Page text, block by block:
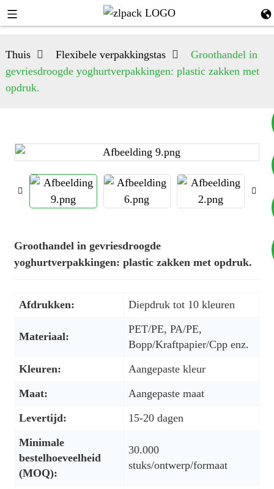
+8619953939264
Thuis Flexibele verpakkingstas
Groothandel in
gevriesdroogde yoghurtverpakkingen: plastic zakken met
opdruk.
Groothandel in gevriesdroogde
yoghurtverpakkingen: plastic zakken met opdruk.
Afdrukken: Diepdruk tot 10 kleuren
Materiaal:
PET/PE, PA/PE,
Bopp/Kraftpapier/Cpp enz.
Kleuren:
Aangepaste kleur
Maat:
Aangepaste maat
Levertijd:
15-20 dagen
Minimale
bestelhoeveelheid
(MOQ):
30.000
stuks/ontwerp/formaat